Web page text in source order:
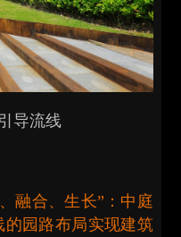
导流线
融合、生长”：中庭
的园路布局实现建筑